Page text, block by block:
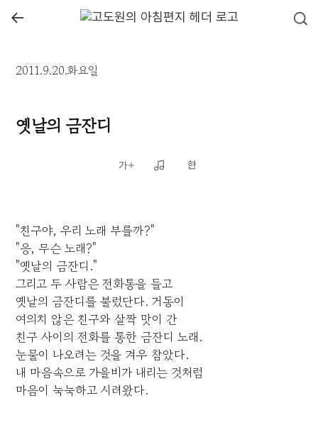
←
2011.9.20.화요일
옛날의 금잔디
"친구야, 우리 노래 부를까?"
"응, 무슨 노래?"
"옛날의 금잔디."
그리고 두 사람은 전화통을 들고
옛날의 금잔디를 불렀단다. 거동이
여의치 않은 친구와 살짝 맛이 간
친구 사이의 전화를 통한 금잔디 노래.
눈물이 나오려는 것을 겨우 참았다.
내 마음속으로 가을비가 내리는 것처럼
마음이 눅눅하고 시려왔다.